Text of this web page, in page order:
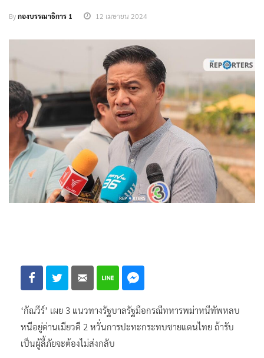
Byกองบรรณาธิการ 1 12 เมษายน 2024
‘กัณวีร์’ เผย 3 แนวทางรัฐบาลรัฐมือกรณีทหารพม่าหนีทัพหลบ
หนีอยู่ด่านเมียวดี 2 หวั่นการปะทะกระทบชายแดนไทย ถ้ารับ
เป็นผู้ลี้ภัยจะต้องไม่ส่งกลับ